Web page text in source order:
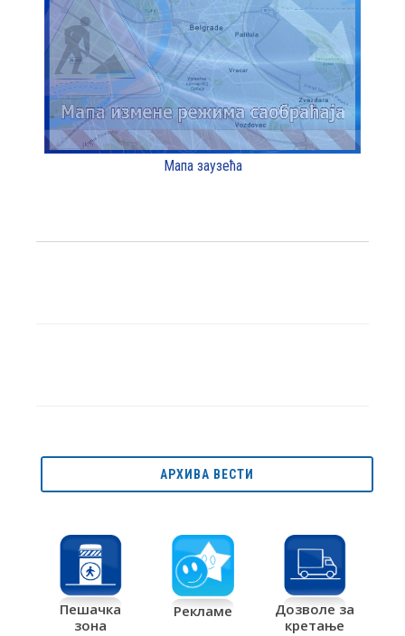
Мапа заузећа
АРХИВА ВЕСТИ
Пешачка
зона
Рекламе
Дозволе за
кретање